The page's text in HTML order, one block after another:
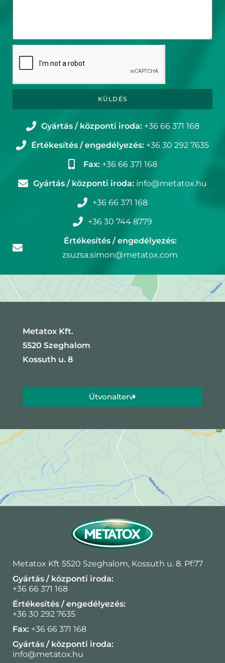
KÜLDÉS
Gyártás / központi iroda:+36 66 371 168
Értékesítés / engedélyezés: +36 30 292 7635
Fax:+36 66 371 168
Gyártás / központi iroda: info@metatox.hu
+36 66 371 168
+36 30 744 8779
Értékesítés / engedélyezés:
zsuzsa.simon@metatox.com
Metatox Kft.
5520 Szeghalom
Kossuth u. 8
Útvonalterv
Metatox Kft 5520 Szeghalom, Kossuth u. 8. Pf:77
Gyártás / központi iroda:
+36 66 371 168
Értékesítés / engedélyezés:
+36 30 292 7635
Fax: +36 66 371 168
Gyártás / központi iroda:
info@metatox.hu